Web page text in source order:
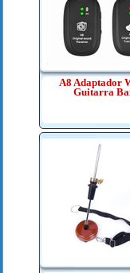
A8 Adaptador
Guitarra